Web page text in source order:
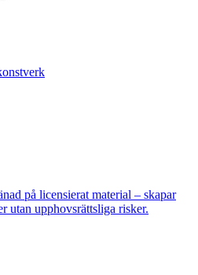
på licensierat material – skapar
utan upphovsrättsliga risker.